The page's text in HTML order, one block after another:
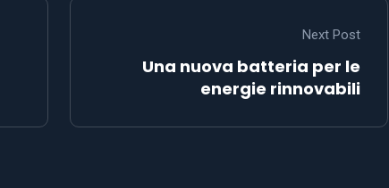
Next Post
Una nuova batteria per le
energie rinnovabili